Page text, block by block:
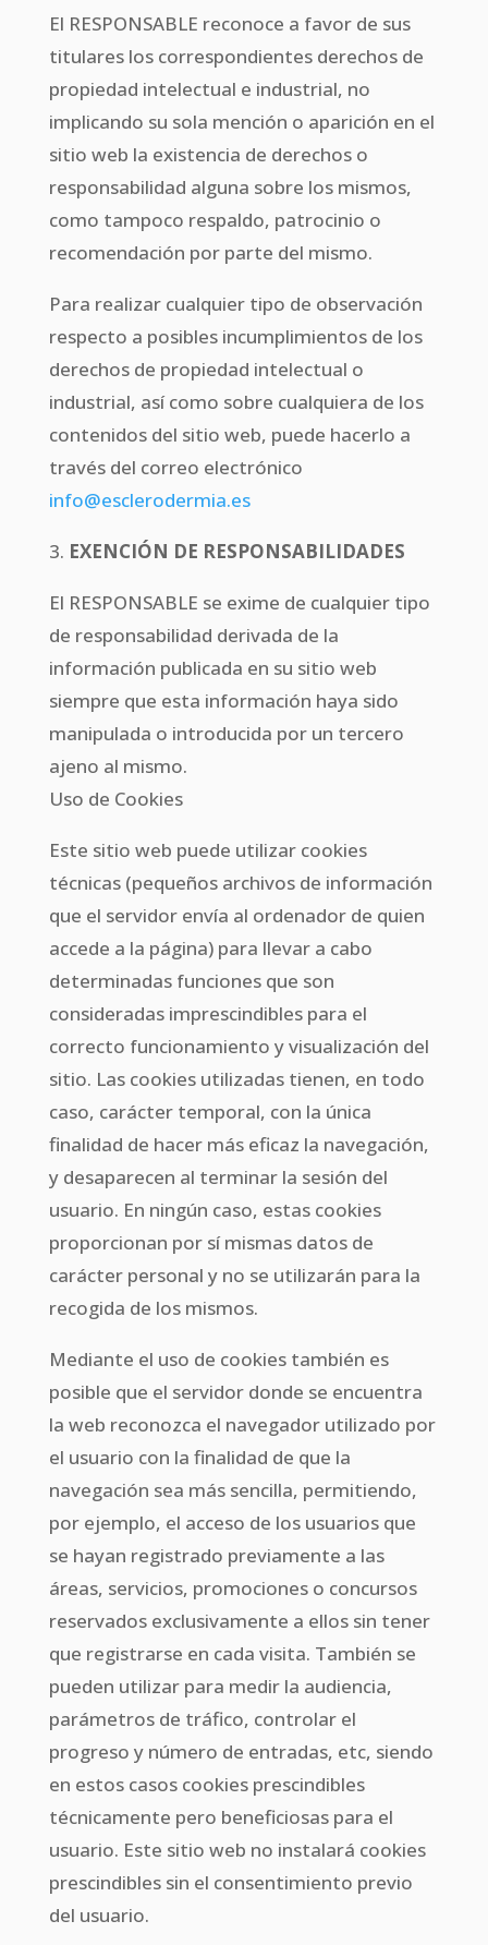
El RESPONSABLE reconoce a favor de sus
titulares los correspondientes derechos de
propiedad intelectual e industrial, no
implicando su sola mención o aparición en el
sitio web la existencia de derechos o
responsabilidad alguna sobre los mismos,
como tampoco respaldo, patrocinio o
recomendación por parte del mismo.
Para realizar cualquier tipo de observación
respecto a posibles incumplimientos de los
derechos de propiedad intelectual o
industrial, así como sobre cualquiera de los
contenidos del sitio web, puede hacerlo a
través del correo electrónico
info@esclerodermia.es
3. EXENCIÓN DE RESPONSABILIDADES
El RESPONSABLE se exime de cualquier tipo
de responsabilidad derivada de la
información publicada en su sitio web
siempre que esta información haya sido
manipulada o introducida por un tercero
ajeno al mismo.
Uso de Cookies
Este sitio web puede utilizar cookies
técnicas (pequeños archivos de información
que el servidor envía al ordenador de quien
accede a la página) para llevar a cabo
determinadas funciones que son
consideradas imprescindibles para el
correcto funcionamiento y visualización del
sitio. Las cookies utilizadas tienen, en todo
caso, carácter temporal, con la única
finalidad de hacer más eficaz la navegación,
y desaparecen al terminar la sesión del
usuario. En ningún caso, estas cookies
proporcionan por sí mismas datos de
carácter personal y no se utilizarán para la
recogida de los mismos.
Mediante el uso de cookies también es
posible que el servidor donde se encuentra
la web reconozca el navegador utilizado por
el usuario con la finalidad de que la
navegación sea más sencilla, permitiendo,
por ejemplo, el acceso de los usuarios que
se hayan registrado previamente a las
áreas, servicios, promociones o concursos
reservados exclusivamente a ellos sin tener
que registrarse en cada visita. También se
pueden utilizar para medir la audiencia,
parámetros de tráfico, controlar el
progreso y número de entradas, etc, siendo
en estos casos cookies prescindibles
técnicamente pero beneficiosas para el
usuario. Este sitio web no instalará cookies
prescindibles sin el consentimiento previo
del usuario.